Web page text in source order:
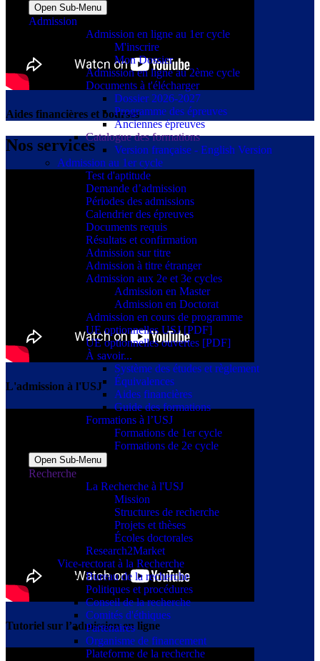
Open Sub-Menu
Admission
Admission en ligne au 1er cycle
M'inscrire
Mon Dossier
Admission en ligne au 2ème cycle
Documents à t'élécharger
Dossier 2026-2027
Programme des épreuves
Anciennes épreuves
Catalogue des formations
Version française - English Version
Admission au 1er cycle
Test d'aptitude
Demande d’admission
Périodes des admissions
Calendrier des épreuves
Documents requis
Résultats et confirmation
Admission sur titre
Admission à titre étranger
Admission aux 2e et 3e cycles
Admission en Master
Admission en Doctorat
Admission en cours de programme
UE optionnelles USJ [PDF]
UE optionnelles ouvertes [PDF]
À savoir...
Système des études et règlement
Équivalences
Aides financières
Guide des formations
Formations à l’USJ
Formations de 1er cycle
Formations de 2e cycle
Open Sub-Menu
Recherche
La Recherche à l'USJ
Mission
Structures de recherche
Projets et thèses
Écoles doctorales
Research2Market
Vice-rectorat à la Recherche
Bureau de la recherche
Politiques et procédures
Conseil de la recherche
Comités d'éthiques
Partenaires
Organisme de financement
Plateforme de la recherche
Aides financières et bourses
Nos services
L'admission à l'USJ
Tutoriel sur l’admission en ligne